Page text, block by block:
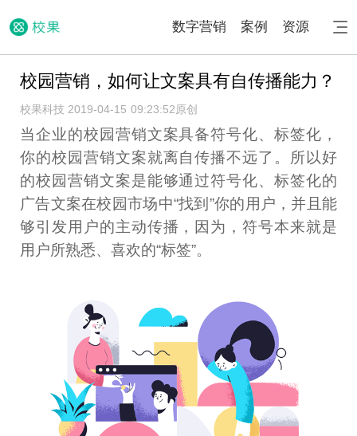
数字营销 案例 资源
校园营销，如何让文案具有自传播能力？
校果科技 2019-04-15 09:23:52原创
当企业的校园营销文案具备符号化、标签化，
你的校园营销文案就离自传播不远了。所以好
的校园营销文案是能够通过符号化、标签化的
广告文案在校园市场中“找到”你的用户，并且能
够引发用户的主动传播，因为，符号本来就是
用户所熟悉、喜欢的“标签”。